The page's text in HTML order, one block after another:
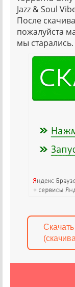
Jazz & Soul
После
пожалуйста
мы старались.